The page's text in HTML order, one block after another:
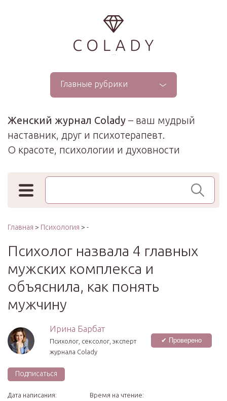
...
Главные рубрики
Женский журнал Colady – ваш мудрый
наставник, друг и психотерапевт.
О красоте, психологии и духовности
Поиск по сайту
Главная > Психология > -
Психолог назвала 4 главных
мужских комплекса и
объяснила, как понять
мужчину
Ирина Барбат
Психолог, сексолог, эксперт
журнала Colady
✔ Проверено
Подписаться
Дата написания:
Время на чтение: